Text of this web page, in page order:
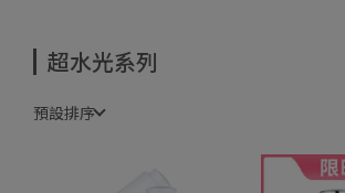
超水光系列
預設排序